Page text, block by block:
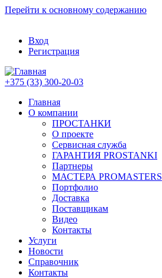
Перейти к основному содержанию
Вход
Регистрация
+375 (33) 300-20-03
Главная
О компании
ПРОСТАНКИ
О проекте
Сервисная служба
ГАРАНТИЯ PROSTANKI
Партнеры
МАСТЕРА PROMASTERS
Портфолио
Доставка
Поставщикам
Видео
Контакты
Услуги
Новости
Справочник
Контакты